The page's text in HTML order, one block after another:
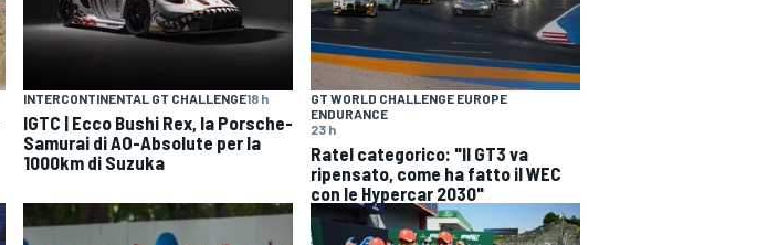
INTERCONTINENTAL GT CHALLENGE18 h
IGTC | Ecco Bushi Rex, la Porsche-
Samurai di AO-Absolute per la
1000km di Suzuka
GT WORLD CHALLENGE EUROPE
ENDURANCE
23 h
Ratel categorico: "Il GT3 va
ripensato, come ha fatto il WEC
con le Hypercar 2030"